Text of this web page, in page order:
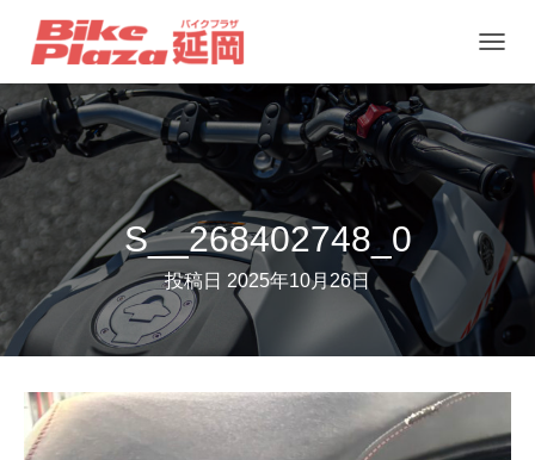
ビ
ー
シ
ョ
ン
を
り
S__268402748_0
投稿日 2025年10月26日